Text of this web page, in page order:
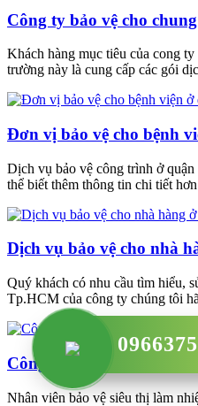
Công ty bảo vệ cho
Khách hàng mục tiêu của cong
trường này là cung cấp các gói
Đơn vị bảo vệ cho bệnh
Dịch vụ bảo vệ công trình ở
thể biết thêm thông tin chi tiết
Dịch vụ bảo vệ cho nhà
Quý khách có nhu cầu tìm hiểu,
Tp.HCM của công ty chúng tôi
Công ty bảo vệ cho siêu
Nhân viên bảo vệ siêu thị làm